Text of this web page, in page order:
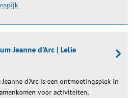
Jeanne d'Arc | Lelie
d'Arc is een ontmoetingsplek in
voor activiteiten,